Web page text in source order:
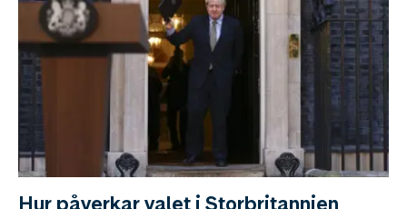
Hur påverkar valet i Storbritannien